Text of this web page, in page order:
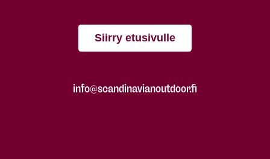
Siirry etusivulle
info@scandinavianoutdoor.fi